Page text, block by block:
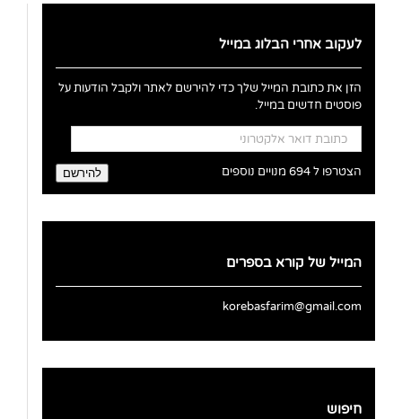
לעקוב אחרי הבלוג במייל
הזן את כתובת המייל שלך כדי להירשם לאתר ולקבל הודעות על
פוסטים חדשים במייל.
כתובת
דואר
אלקטרוני
להירשם הצטרפו ל 694 מנויים נוספים
המייל של קורא בספרים
korebasfarim@gmail.com
חיפוש